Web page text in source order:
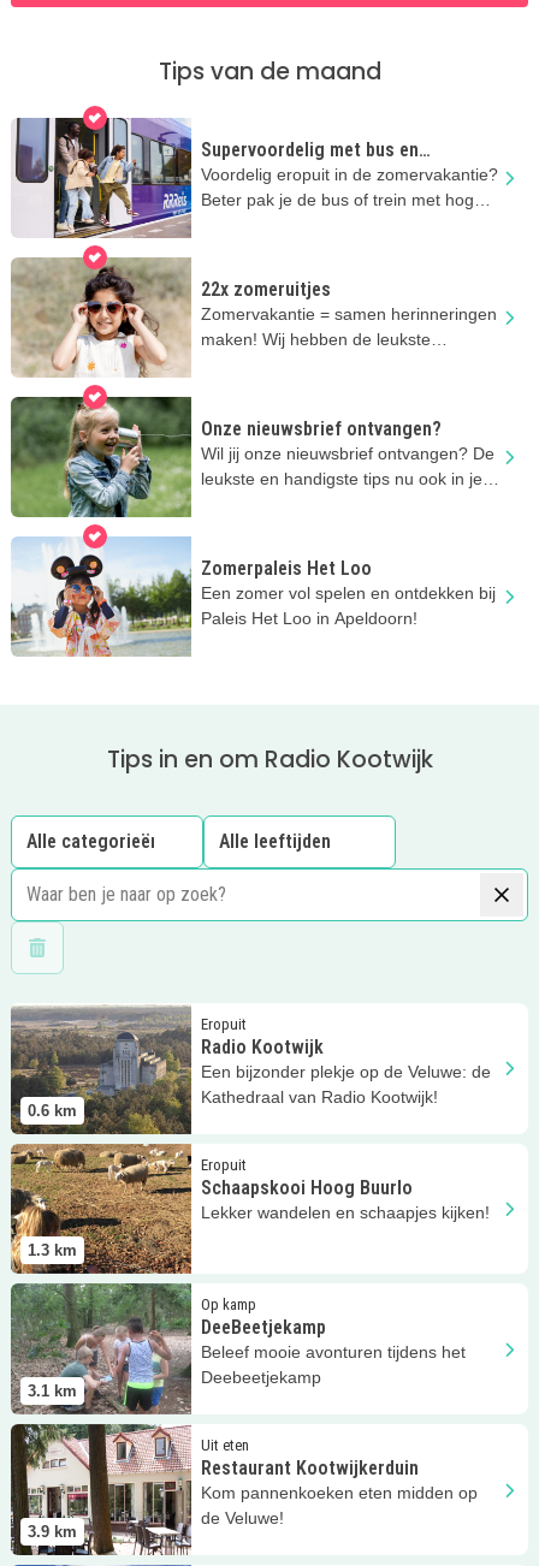
Tips van de maand
Supervoordelig met bus en
regionale trein
Voordelig eropuit in de zomervakantie?
Beter pak je de bus of trein met hoge
22x zomeruitjes
Zomervakantie = samen herinneringen
maken! Wij hebben de leukste
Onze nieuwsbrief ontvangen?
Wil jij onze nieuwsbrief ontvangen? De
leukste en handigste tips nu ook in je
Zomerpaleis Het Loo
Een zomer vol spelen en ontdekken bij
Paleis Het Loo in Apeldoorn!
Tips in en om Radio Kootwijk
Wis filters
0.6 km
Eropuit
Radio Kootwijk
Een bijzonder plekje op de Veluwe: de
Kathedraal van Radio Kootwijk!
Lees meer Radio Kootwijk
1.3 km
Eropuit
Schaapskooi Hoog Buurlo
Lekker wandelen en schaapjes kijken!
Lees meer Schaapskooi Hoog Buurlo
3.1 km
Op kamp
DeeBeetjekamp
Beleef mooie avonturen tijdens het
Deebeetjekamp
Lees meer DeeBeetjekamp
3.9 km
Uit eten
Restaurant Kootwijkerduin
Kom pannenkoeken eten midden op
de Veluwe!
Lees meer Restaurant Kootwijkerduin